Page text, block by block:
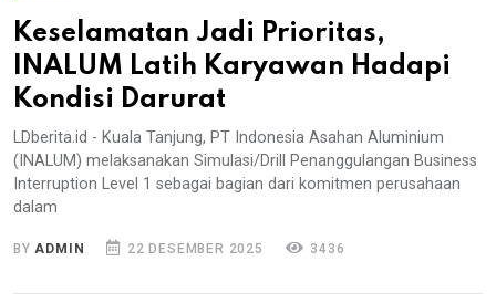
Keselamatan Jadi Prioritas,
INALUM Latih Karyawan Hadapi
Kondisi Darurat
LDberita.id - Kuala Tanjung, PT Indonesia Asahan Aluminium
(INALUM) melaksanakan Simulasi/Drill Penanggulangan Business
Interruption Level 1 sebagai bagian dari komitmen perusahaan
dalam
BY ADMIN 22 DESEMBER 2025 3436